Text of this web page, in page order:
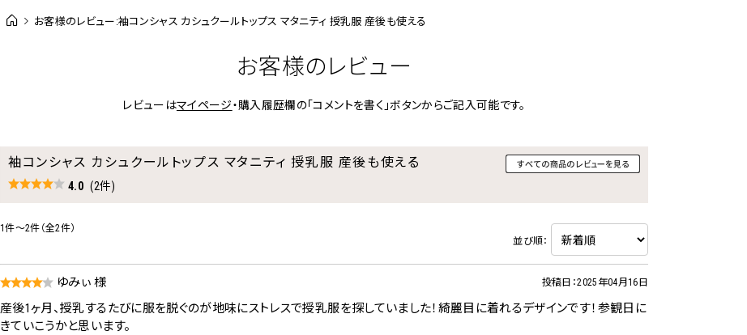
お客様のレビュー:袖コンシャス カシュクールトップス マタニティ 授乳服 産後も使える
お客様のレビュー
レビューはマイページ・購入履歴欄の「コメントを書く」ボタンからご記入可能です。
袖コンシャス カシュクールトップス マタニティ 授乳服 産後も使える
4.0 (2件)
1件～2件（全2件）
並び順：
ゆみぃ 様 投稿日：2025年04月16日
産後1ヶ月、授乳するたびに服を脱ぐのが地味にストレスで授乳服を探していました！綺麗目に着れるデザインです！参観日に
きていこうかと思います。